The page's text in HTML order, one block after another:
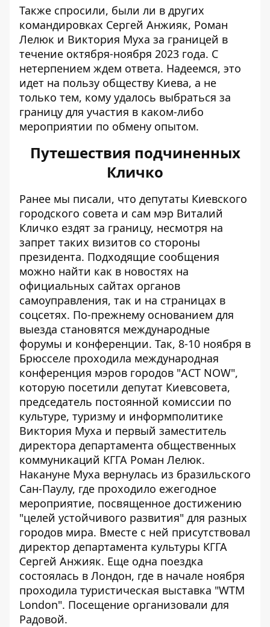
Также спросили, были ли в других
командировках Сергей Анжияк, Роман
Лелюк и Виктория Муха за границей в
течение октября-ноября 2023 года. С
нетерпением ждем ответа. Надеемся, это
идет на пользу обществу Киева, а не
только тем, кому удалось выбраться за
границу для участия в каком-либо
мероприятии по обмену опытом.
Путешествия подчиненных
Кличко
Ранее мы писали, что депутаты Киевского
городского совета и сам мэр Виталий
Кличко ездят за границу, несмотря на
запрет таких визитов со стороны
президента. Подходящие сообщения
можно найти как в новостях на
официальных сайтах органов
самоуправления, так и на страницах в
соцсетях. По-прежнему основанием для
выезда становятся международные
форумы и конференции. Так, 8-10 ноября в
Брюсселе проходила международная
конференция мэров городов "ACT NOW",
которую посетили депутат Киевсовета,
председатель постоянной комиссии по
культуре, туризму и информполитике
Виктория Муха и первый заместитель
директора департамента общественных
коммуникаций КГГА Роман Лелюк.
Накануне Муха вернулась из бразильского
Сан-Паулу, где проходило ежегодное
мероприятие, посвященное достижению
"целей устойчивого развития" для разных
городов мира. Вместе с ней присутствовал
директор департамента культуры КГГА
Сергей Анжияк. Еще одна поездка
состоялась в Лондон, где в начале ноября
проходила туристическая выставка "WTM
London". Посещение организовали для
Радовой.